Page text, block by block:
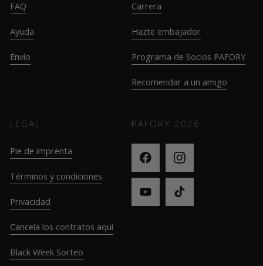
FAQ
Ayuda
Envío
Carrera
Hazte embajador
Programa de Socios PAFORY
Recomendar a un amigo
LEGAL
Pie de imprenta
Términos y condiciones
Privacidad
Cancela los contratos aquí
Black Week Sorteo
PAFORY 2026